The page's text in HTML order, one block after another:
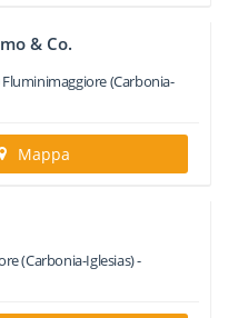
& Co.
Fluminimaggiore(Carbonia-
Mappa
(Carbonia-Iglesias) -